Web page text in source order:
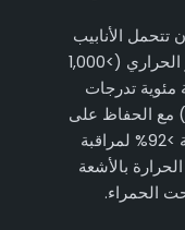
تتحمل الأنابيب
التدوير الحراري (>1,000
مئوية تدرجات
مع الحفاظ على
نفاذية >92% لمراقبة
بالأشعة
الحمراء.